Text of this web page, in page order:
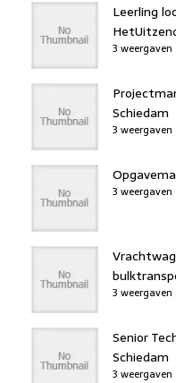
Leerling
3 weergaven
Schiedam
3 weergaven
3 weergaven
3 weergaven
Senior
Schiedam
3 weergaven